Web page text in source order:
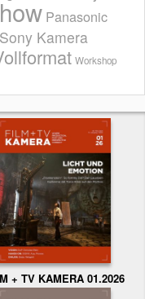
Panasonic
Sony Kamera
Workshop
+ TV KAMERA 01.2026